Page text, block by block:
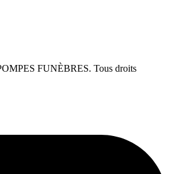
FUNÈBRES. Tous droits